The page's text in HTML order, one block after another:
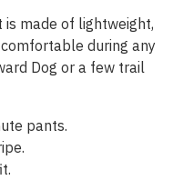
made of lightweight,
during any
Dog or a few trail
pants.